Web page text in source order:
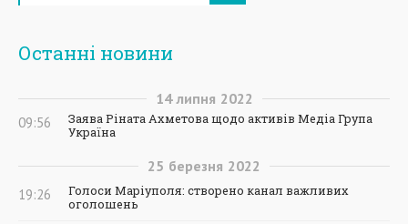
Останні новини
14 липня 2022
09:56
Заява Ріната Ахметова щодо активів Медіа Група
Україна
25 березня 2022
19:26
Голоси Маріуполя: створено канал важливих
оголошень